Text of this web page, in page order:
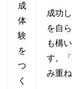
成
体
験
を
つ
く
成功
を自
も構
す。
み重